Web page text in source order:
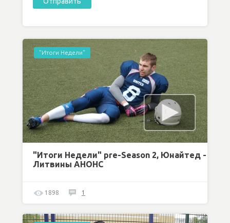
"Итоги Недели"
"Итоги Недели" pre-Season 2, Юнайтед -
Литвины АНОНС
1898 1